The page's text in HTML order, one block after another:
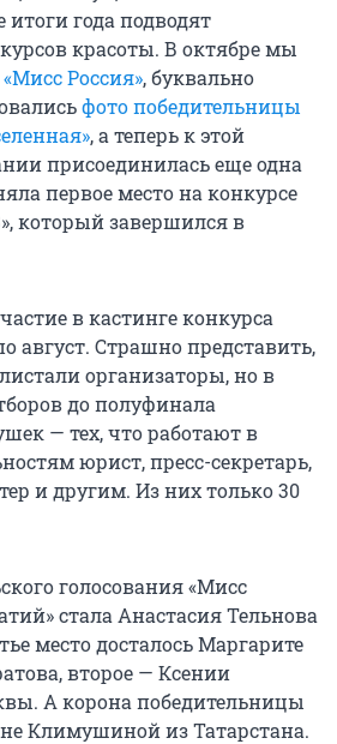
года подводят
красоты. В октябре мы
Россия», буквально
фото победительницы
, а теперь к этой
присоединилась еще одна
первое место на конкурсе
который завершился в
в кастинге конкурса
август. Страшно представить,
организаторы, но в
до полуфинала
— тех, что работают в
юрист, пресс-секретарь,
и другим. Из них только 30
голосования «Мисс
стала Анастасия Тельнова
место досталось Маргарите
второе — Ксении
А корона победительницы
Климушиной из Татарстана.